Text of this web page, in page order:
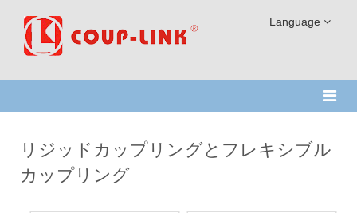
Language
リジッドカップリングとフレキシブル
カップリング